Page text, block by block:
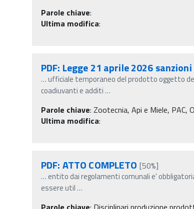
Parole chiave:
Ultima modifica:
PDF: Legge 21 aprile 2026
…ufficiale temporaneo del prodotto oggetto
coadiuvanti e additi…
Parole chiave: Zootecnia, Api e Miele,
Ultima modifica:
PDF: ATTO COMPLETO [50%]
… entito dai regolamenti comunali e'
essere util…